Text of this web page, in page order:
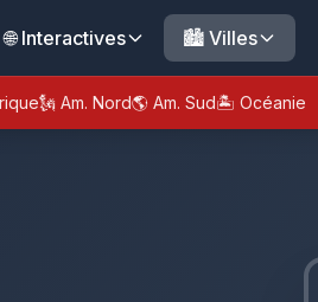
🌐 Interactives 🏙️ Villes
🗽 Am. Nord🌎 Am. Sud🏝️ Océanie